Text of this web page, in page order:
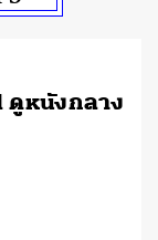
ดูหนังกลาง